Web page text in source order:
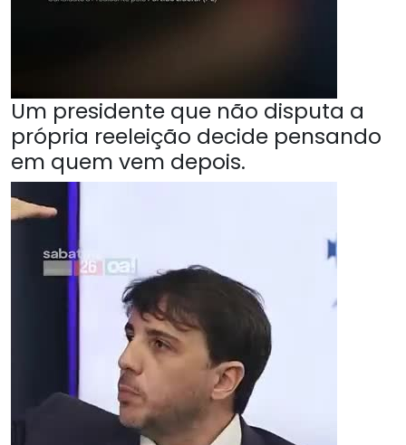
Um presidente que não disputa a
própria reeleição decide pensando
em quem vem depois.